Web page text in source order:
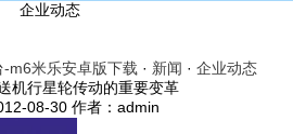
企业动态
-m6米乐安卓版下载 · 新闻 · 企业动态
机行星轮传动的重要变革
08-30 作者：admin